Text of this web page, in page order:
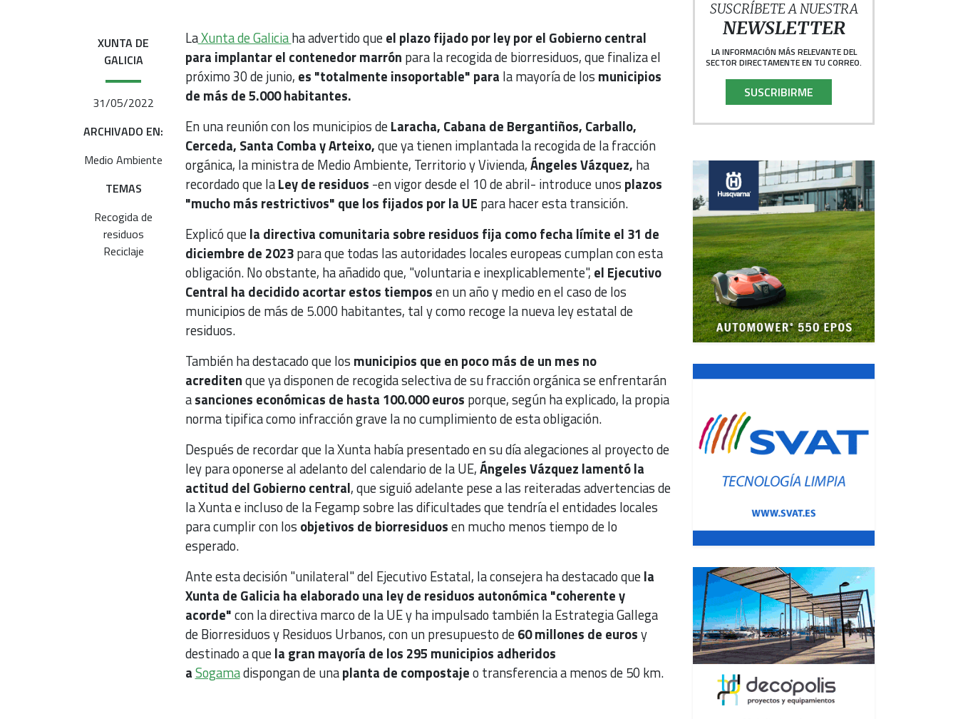
XUNTA DE
GALICIA
31/05/2022
ARCHIVADO EN:
Medio Ambiente
TEMAS
Recogida de
residuos
Reciclaje
LaXunta de Galiciaha advertido queel plazo fijado por ley por el Gobierno central
para implantar el contenedor marrón para la recogida de biorresiduos, quefinaliza el
próximo 30 de junio, es "totalmente insoportable" para la mayoría de los municipios
de más de 5.000 habitantes.
En una reunión con los municipios deLaracha, Cabana de Bergantiños, Carballo,
Cerceda, Santa Comba y Arteixo,que ya tienen implantada la recogida de la fracción
orgánica, la ministra de Medio Ambiente, Territorio y Vivienda,Ángeles Vázquez, ha
recordado que laLey de residuos -en vigor desde el 10 de abril- introduceunos plazos
"mucho más restrictivos" que los fijados por la UE para hacer esta transición.
Explicó quela directiva comunitaria sobre residuos fija como fecha límite el 31 de
diciembre de 2023para que todas las autoridades locales europeas cumplan con esta
obligación. No obstante, ha añadido que, "voluntaria e inexplicablemente", el Ejecutivo
Central ha decidido acortar estos tiemposen un año y medio en el caso de los
municipios de más de 5.000 habitantes, tal y como recoge la nueva ley estatal de
residuos.
También ha destacado que los municipios que en poco más de un mes no
acreditenque ya disponen de recogida selectiva de su fracción orgánica se enfrentarán
asanciones económicas de hasta 100.000 euros porque, según ha explicado, la propia
norma tipifica como infracción grave la no cumplimiento de esta obligación.
Después de recordar que la Xunta había presentado en su día alegaciones al proyecto de
ley para oponerse al adelanto del calendario de la UE,Ángeles Vázquez lamentó la
actitud del Gobierno central, que siguió adelante pese a las reiteradas advertencias de
la Xunta e incluso de la Fegamp sobre las dificultades que tendría el entidades locales
para cumplir con los objetivos de biorresiduosen mucho menos tiempo de lo
esperado.
Ante esta decisión "unilateral" del Ejecutivo Estatal, la consejera ha destacado quela
Xunta de Galicia ha elaborado una ley de residuos autonómica "coherente y
acorde"con la directiva marco de la UE y ha impulsado también la Estrategia Gallega
de Biorresiduos y Residuos Urbanos, con un presupuesto de60 millones de eurosy
destinado a quela gran mayoría de los 295 municipios adheridos
aSogamadispongan de unaplanta de compostajeo transferencia a menos de 50 km.
SUSCRÍBETE A NUESTRA
NEWSLETTER
LA INFORMACIÓN MÁS RELEVANTE DEL
SECTOR DIRECTAMENTE EN TU CORREO.
SUSCRIBIRME